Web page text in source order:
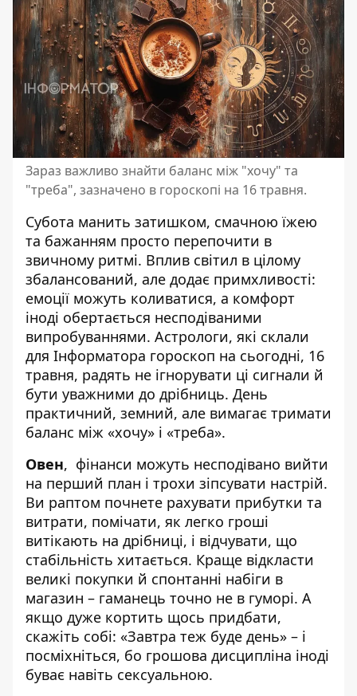
Зараз важливо знайти баланс між "хочу" та
"треба", зазначено в гороскопі на 16 травня.
Субота манить затишком, смачною їжею
та бажанням просто перепочити в
звичному ритмі. Вплив світил в цілому
збалансований, але додає примхливості:
емоції можуть коливатися, а комфорт
іноді обертається несподіваними
випробуваннями. Астрологи, які склали
для Інформатора гороскоп на сьогодні, 16
травня, радять не ігнорувати ці сигнали й
бути уважними до дрібниць. День
практичний, земний, але вимагає тримати
баланс між «хочу» і «треба».
Овен, фінанси можуть несподівано вийти
на перший план і трохи зіпсувати настрій.
Ви раптом почнете рахувати прибутки та
витрати, помічати, як легко гроші
витікають на дрібниці, і відчувати, що
стабільність хитається. Краще відкласти
великі покупки й спонтанні набіги в
магазин – гаманець точно не в гуморі. А
якщо дуже кортить щось придбати,
скажіть собі: «Завтра теж буде день» – і
посміхніться, бо грошова дисципліна іноді
буває навіть сексуальною.